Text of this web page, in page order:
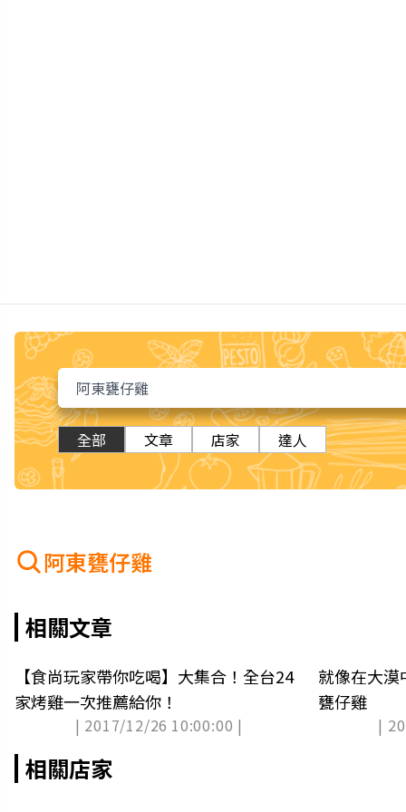
全部 文章 店家 達人
阿東甕仔雞
相關文章
【食尚玩家帶你吃喝】大集合！全台24
家烤雞一次推薦給你！
| 2017/12/26 10:00:00 |
就像在大
甕仔雞
|
相關店家